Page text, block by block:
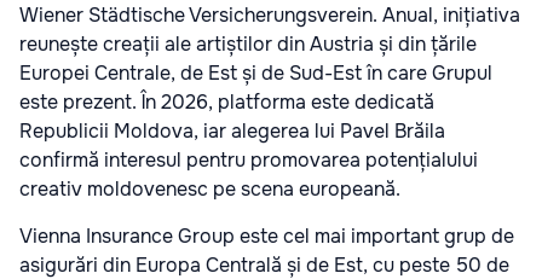
Wiener Städtische Versicherungsverein. Anual, inițiativa
reunește creații ale artiștilor din Austria și din țările
Europei Centrale, de Est și de Sud-Est în care Grupul
este prezent. În 2026, platforma este dedicată
Republicii Moldova, iar alegerea lui Pavel Brăila
confirmă interesul pentru promovarea potențialului
creativ moldovenesc pe scena europeană.
Vienna Insurance Group este cel mai important grup de
asigurări din Europa Centrală și de Est, cu peste 50 de